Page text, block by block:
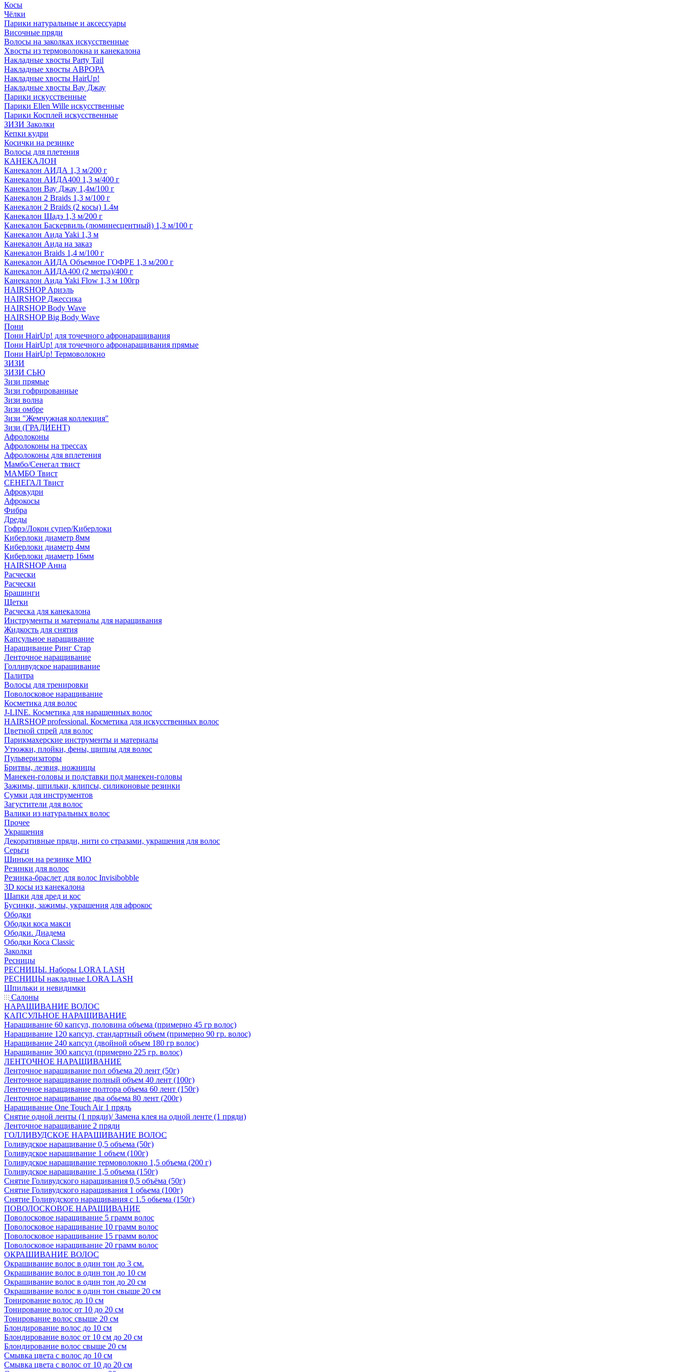
Косы
Чёлки
Парики натуральные и аксессуары
Височные пряди
Волосы на заколках искусственные
Хвосты из термоволокна и канекалона
Накладные хвосты Party Tail
Накладные хвосты АВРОРА
Накладные хвосты HairUp!
Накладные хвосты Вау Джау
Парики искусственные
Парики Ellen Wille искусственные
Парики Косплей искусственные
ЗИЗИ Заколки
Кепки кудри
Косички на резинке
Волосы для плетения
КАНЕКАЛОН
Канекалон АИДА 1,3 м/200 г
Канекалон АИДА400 1,3 м/400 г
Канекалон Вау Джау 1,4м/100 г
Канекалон 2 Braids 1,3 м/100 г
Канекалон 2 Braids (2 косы) 1.4м
Канекалон Шадэ 1,3 м/200 г
Канекалон Баскервиль (люминесцентный) 1,3 м/100 г
Канекалон Аида Yaki 1,3 м
Канекалон Аида на заказ
Канекалон Braids 1,4 м/100 г
Канекалон АИДА Объемное ГОФРЕ 1,3 м/200 г
Канекалон АИДА400 (2 метра)/400 г
Канекалон Аида Yaki Flow 1,3 м 100гр
HAIRSHOP Ариэль
HAIRSHOP Джессика
HAIRSHOP Body Wave
HAIRSHOP Big Body Wave
Пони
Пони HairUp! для точечного афронаращивания
Пони HairUp! для точечного афронаращивания прямые
Пони HairUp! Термоволокно
ЗИЗИ
ЗИЗИ СЬЮ
Зизи прямые
Зизи гофрированные
Зизи волна
Зизи омбре
Зизи "Жемчужная коллекция"
Зизи (ГРАДИЕНТ)
Афролоконы
Афролоконы на трессах
Афролоконы для вплетения
Мамбо/Сенегал твист
МАМБО Твист
СЕНЕГАЛ Твист
Афрокудри
Афрокосы
Фибра
Дреды
Гофрэ/Локон супер/Киберлоки
Киберлоки диаметр 8мм
Киберлоки диаметр 4мм
Киберлоки диаметр 16мм
HAIRSHOP Анна
Расчески
Расчески
Брашинги
Щетки
Расческа для канекалона
Инструменты и материалы для наращивания
Жидкость для снятия
Капсульное наращивание
Наращивание Ринг Стар
Ленточное наращивание
Голливудское наращивание
Палитра
Волосы для тренировки
Поволосковое наращивание
Косметика для волос
J-LINE. Косметика для наращенных волос
HAIRSHOP professional. Косметика для искусственных волос
Цветной спрей для волос
Парикмахерские инструменты и материалы
Утюжки, плойки, фены, щипцы для волос
Пульверизаторы
Бритвы, лезвия, ножницы
Манекен-головы и подставки под манекен-головы
Зажимы, шпильки, клипсы, силиконовые резинки
Сумки для инструментов
Загустители для волос
Валики из натуральных волос
Прочее
Украшения
Декоративные пряди, нити со стразами, украшения для волос
Серьги
Шиньон на резинке MIO
Резинки для волос
Резинка-браслет для волос Invisibobble
3D косы из канекалона
Шапки для дред и кос
Бусинки, зажимы, украшения для афрокос
Ободки
Ободки коса макси
Ободки. Диадема
Ободки Коса Classic
Заколки
Ресницы
РЕСНИЦЫ. Наборы LORA LASH
РЕСНИЦЫ накладные LORA LASH
Шпильки и невидимки
Салоны
НАРАЩИВАНИЕ ВОЛОС
КАПСУЛЬНОЕ НАРАЩИВАНИЕ
Наращивание 60 капсул, половина объема (примерно 45 гр волос)
Наращивание 120 капсул, стандартный объем (примерно 90 гр. волос)
Наращивание 240 капсул (двойной объем 180 гр волос)
Наращивание 300 капсул (примерно 225 гр. волос)
ЛЕНТОЧНОЕ НАРАЩИВАНИЕ
Ленточное наращивание пол объема 20 лент (50г)
Ленточное наращивание полный объем 40 лент (100г)
Ленточное наращивание полтора объема 60 лент (150г)
Ленточное наращивание два обьема 80 лент (200г)
Наращивание One Touch Air 1 прядь
Снятие одной ленты (1 пряди)/ Замена клея на одной ленте (1 пряди)
Ленточное наращивание 2 пряди
ГОЛЛИВУДСКОЕ НАРАЩИВАНИЕ ВОЛОС
Голивудское наращивание 0,5 объема (50г)
Голивудское наращивание 1 объем (100г)
Голивудское наращивание термоволокно 1,5 объема (200 г)
Голивудское наращивание 1,5 объема (150г)
Снятие Голивудского наращивания 0,5 объёма (50г)
Снятие Голивудского наращивания 1 обьема (100г)
Снятие Голивудского наращивания с 1.5 обьема (150г)
ПОВОЛОСКОВОЕ НАРАЩИВАНИЕ
Поволосковое наращивание 5 грамм волос
Поволосковое наращивание 10 грамм волос
Поволосковое наращивание 15 грамм волос
Поволосковое наращивание 20 грамм волос
ОКРАШИВАНИЕ ВОЛОС
Окрашивание волос в один тон до 3 см.
Окрашивание волос в один тон до 10 см
Окрашивание волос в один тон до 20 см
Окрашивание волос в один тон свыше 20 см
Тонирование волос до 10 см
Тонирование волос от 10 до 20 см
Тонирование волос свыше 20 см
Блондирование волос до 10 см
Блондирование волос от 10 см до 20 см
Блондирование волос свыше 20 см
Смывка цвета с волос до 10 см
Смывка цвета с волос от 10 до 20 см